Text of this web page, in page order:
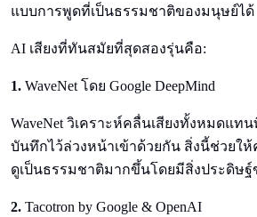
แบบการพูดที่เป็นธรรมชาติของมนุษย์ได้
AI เสียงที่ทันสมัยที่สุดสองรุ่นคือ:
1. WaveNet โดย Google DeepMind
WaveNet วิเคราะห์คลื่นเสียงทั้งหมดแท
บันทึกไว้ล่วงหน้าเข้าด้วยกัน สิ่งนี้ช่วยใ
ดูเป็นธรรมชาติมากขึ้นโดยมีสิ่งประดิษ
2. Tacotron by Google & OpenAI